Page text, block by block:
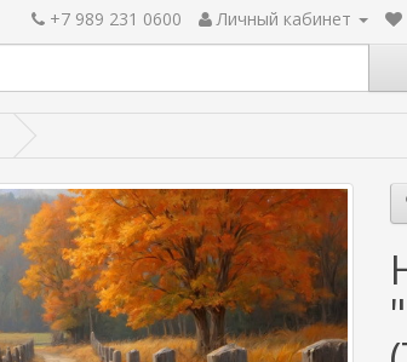
+7 989 231 0600 Личный кабинет